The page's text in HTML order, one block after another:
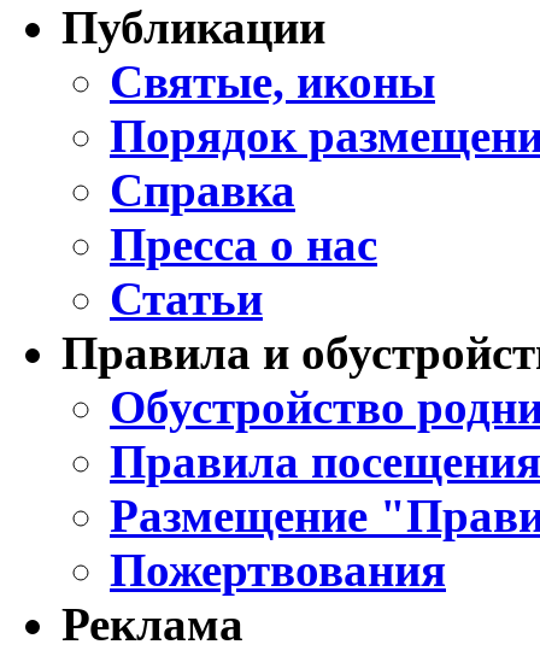
Публикации
Святые, иконы
Порядок
Справка
Пресса о нас
Статьи
Правила и
Обустройство
Правила
Размещение
Пожертвования
Реклама